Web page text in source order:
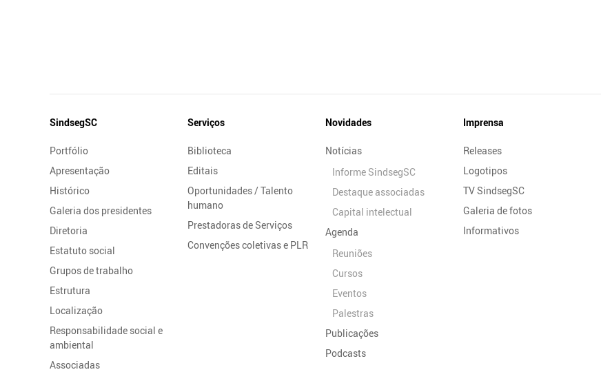
Mapa
Site
SindsegSC
Portfólio
Apresentação
Histórico
Galeria dos presidentes
Diretoria
Estatuto social
Grupos de trabalho
Estrutura
Localização
Responsabilidade social e
ambiental
Associadas
Serviços
Biblioteca
Editais
Oportunidades / Talento
humano
Prestadoras de Serviços
Convenções coletivas e PLR
Novidades
Notícias
Informe SindsegSC
Destaque associadas
Capital intelectual
Agenda
Reuniões
Cursos
Eventos
Palestras
Publicações
Podcasts
Imprensa
Releases
Logotipos
TV SindsegSC
Galeria de fotos
Informativos